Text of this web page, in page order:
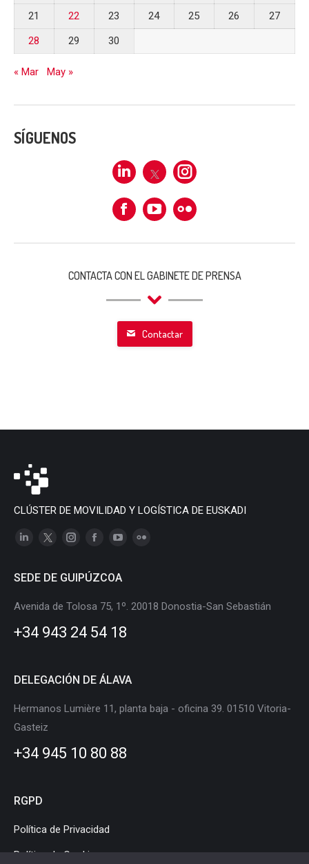
21
22 23 24 25 26
27
28
29 30
« Mar May »
SÍGUENOS
Linkedin
X Instagram
FacebookFlickr
CONTACTA CON EL GABINETE DE PRENSA
Contactar
CLÚSTER DE MOVILIDAD Y LOGÍSTICA DE EUSKADI
Linkedin
opens
window
X
opens
window
Instagram
opens
in
window
opens
in
window
opens
in
window
in
SEDE DE GUIPÚZCOA
Avenida de Tolosa 75, 1º. 20018 Donostia-San Sebastián
+34 943 24 54 18
DELEGACIÓN DE ÁLAVA
Hermanos Lumière 11, planta baja - oficina 39. 01510 Vitoria-
Gasteiz
+34 945 10 80 88
RGPD
Política de Privacidad
Política de Cookies